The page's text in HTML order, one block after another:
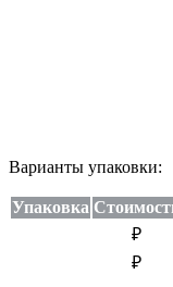
Варианты упаковки:
Упаковка
₽
₽